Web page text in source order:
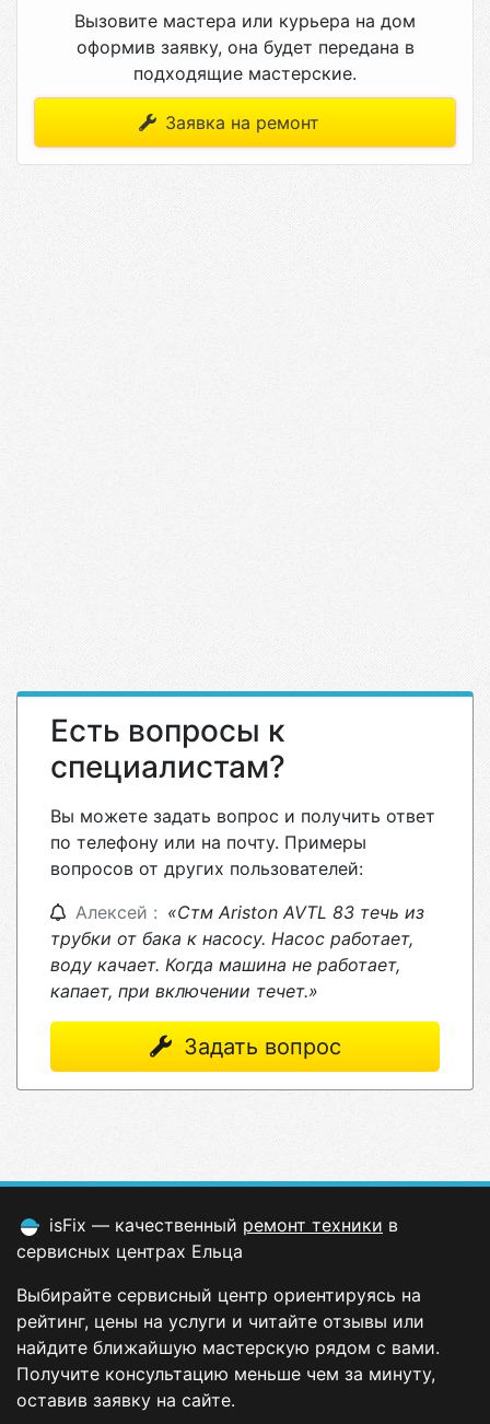
Вызовите мастера или курьера на дом
оформив заявку, она будет передана в
подходящие мастерские.
Заявка на ремонт
Есть вопросы к
специалистам?
Вы можете задать вопрос и получить ответ
по телефону или на почту. Примеры
вопросов от других пользователей:
Алексей : «Стм Ariston AVTL 83 течь из
трубки от бака к насосу. Насос работает,
воду качает. Когда машина не работает,
капает, при включении течет.»
Задать вопрос
isFix — качественный ремонт техники в
сервисных центрах Ельца
Выбирайте сервисный центр ориентируясь на
рейтинг, цены на услуги и читайте отзывы или
найдите ближайшую мастерскую рядом с вами.
Получите консультацию меньше чем за минуту,
оставив заявку на сайте.